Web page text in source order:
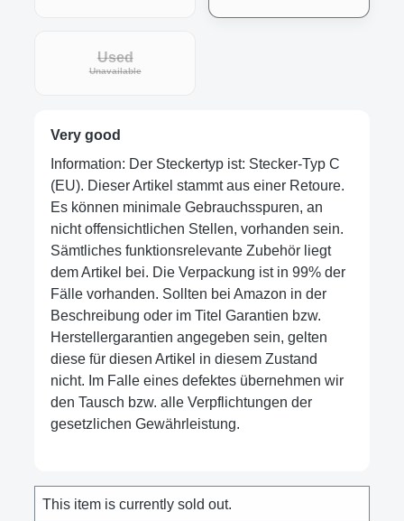
Used
Unavailable
Very good
Information: Der Steckertyp ist: Stecker-Typ C
(EU). Dieser Artikel stammt aus einer Retoure.
Es können minimale Gebrauchsspuren, an
nicht offensichtlichen Stellen, vorhanden sein.
Sämtliches funktionsrelevante Zubehör liegt
dem Artikel bei. Die Verpackung ist in 99% der
Fälle vorhanden. Sollten bei Amazon in der
Beschreibung oder im Titel Garantien bzw.
Herstellergarantien angegeben sein, gelten
diese für diesen Artikel in diesem Zustand
nicht. Im Falle eines defektes übernehmen wir
den Tausch bzw. alle Verpflichtungen der
gesetzlichen Gewährleistung.
This item is currently sold out.